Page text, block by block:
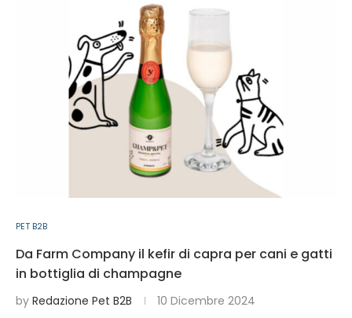
PET B2B
Da Farm Company il kefir di capra per cani e gatti
in bottiglia di champagne
by Redazione Pet B2B 10 Dicembre 2024